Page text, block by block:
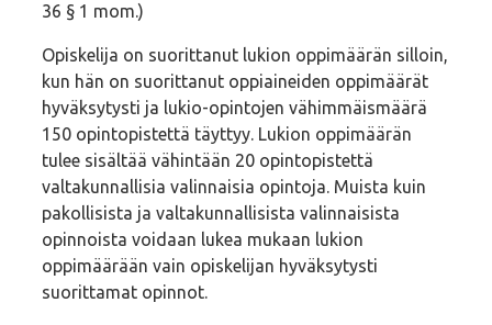
36 § 1 mom.)
Opiskelija on suorittanut lukion oppimäärän silloin,
kun hän on suorittanut oppiaineiden oppimäärät
hyväksytysti ja lukio-opintojen vähimmäismäärä
150 opintopistettä täyttyy. Lukion oppimäärän
tulee sisältää vähintään 20 opintopistettä
valtakunnallisia valinnaisia opintoja. Muista kuin
pakollisista ja valtakunnallisista valinnaisista
opinnoista voidaan lukea mukaan lukion
oppimäärään vain opiskelijan hyväksytysti
suorittamat opinnot.